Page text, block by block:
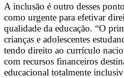
A inclusão é outro desses
como urgente para efetivar
qualidade da educação. “O
crianças e adolescentes
tendo direito ao currículo
com recursos financeiros
educacional totalmente